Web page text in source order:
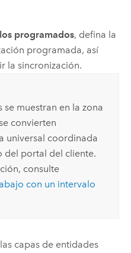
programados, defina la
programada, así
la sincronización.
muestran en la zona
convierten
universal coordinada
del portal del cliente.
consulte
con un intervalo
capas de entidades